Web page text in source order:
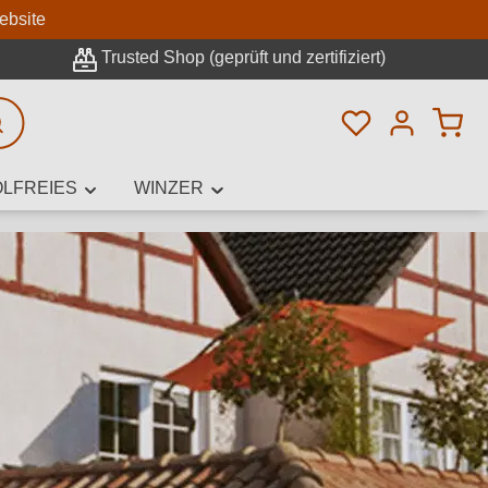
Trusted Shop (geprüft und zertifiziert)
Du hast 0
WINZER
Suche